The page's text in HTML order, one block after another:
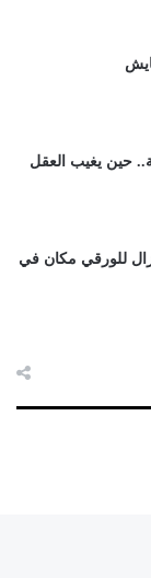
حين يغيب العقل
زال للورقي مكان في